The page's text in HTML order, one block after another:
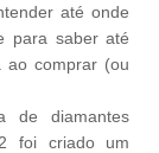
até onde
para saber até
ao comprar (ou
de diamantes
foi criado um